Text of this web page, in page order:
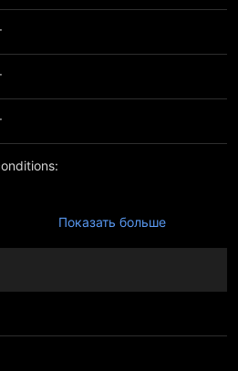
Показать больше